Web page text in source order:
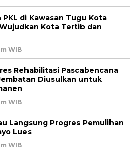
di Kawasan Tugu Kota
Kota Tertib dan
WIB
Rehabilitasi Pascabencana
Diusulkan untuk
WIB
Langsung Progres Pemulihan
Lues
WIB